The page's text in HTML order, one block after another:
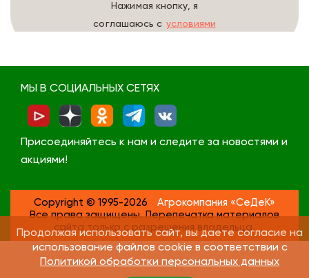
Нажимая кнопку, я
соглашаюсь с условиями
МЫ В СОЦИАЛЬНЫХ СЕТЯХ
Присоединяйтесь к нам и следите за новостями и
акциями!
Copyright © 1995-2026
Агрокомпания «СеДеК»
Все права защищены. Перепечатка материалов
сайта только с разрешения владельца.
Продолжая использовать сайт, вы даете согласие на
использование файлов cookie в соответствии с
Политикой обработки персональных данных